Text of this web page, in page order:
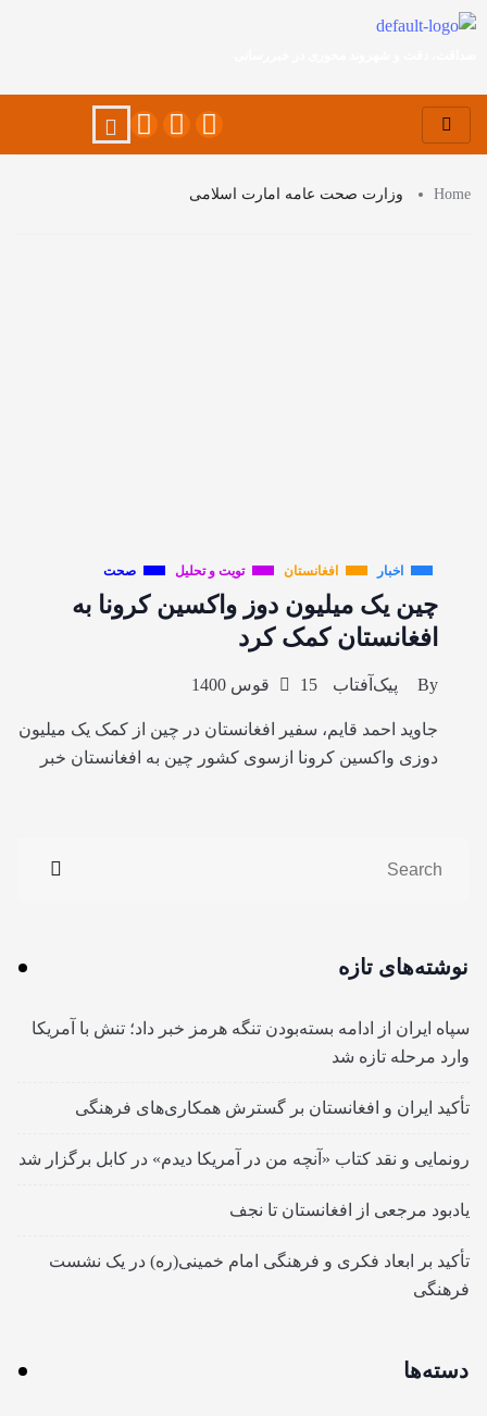
Home وزارت صحت عامه امارت اسلامی
اخبار افغانستان تویت و تحلیل صحت
چین یک میلیون دوز واکسین کرونا به
افغانستان کمک کرد
By پیک‌آفتاب 15 قوس 1400
جاوید احمد قایم، سفیر افغانستان در چین از کمک یک میلیون
دوزی واکسین کرونا ازسوی کشور چین به افغانستان خبر
نوشته‌های تازه
سپاه ایران از ادامه بسته‌بودن تنگه هرمز خبر داد؛ تنش با آمریکا
وارد مرحله تازه شد
تأکید ایران و افغانستان بر گسترش همکاری‌های فرهنگی
رونمایی و نقد کتاب «آنچه من در آمریکا دیدم» در کابل برگزار شد
یادبود مرجعی از افغانستان تا نجف
تأکید بر ابعاد فکری و فرهنگی امام خمینی(ره) در یک نشست
فرهنگی
دسته‌ها